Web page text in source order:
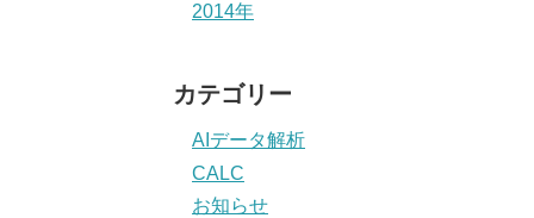
2014年
カテゴリー
AIデータ解析
CALC
お知らせ